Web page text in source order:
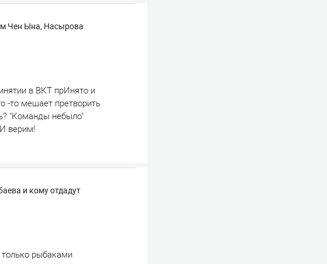
Чен Ына, Насырова
в ВКТ прИнято и
-то мешает претворить
"Команды небыло"
верим!
и кому отдадут
только рыбаками